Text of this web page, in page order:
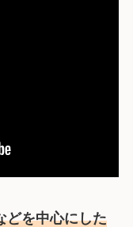
どを中心にした